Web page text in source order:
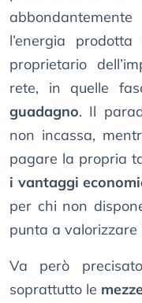
l’energia
proprietario
rete, in quelle
guadagno. Il
non incassa,
pagare la propria
i vantaggi
per chi non
punta a valorizzare
Va però
soprattutto le